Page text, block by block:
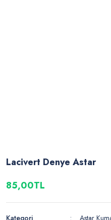
Lacivert Denye Astar
85,00TL